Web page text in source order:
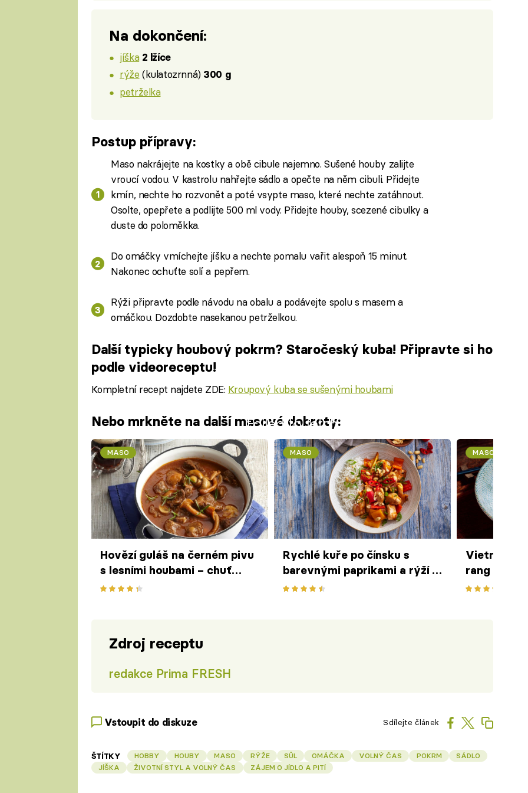
Na dokončení:
jíška 2 lžíce
rýže (kulatozrnná) 300 g
petrželka
Postup přípravy:
Maso nakrájejte na kostky a obě cibule najemno. Sušené houby zalijte
vroucí vodou. V kastrolu nahřejte sádlo a opečte na něm cibuli. Přidejte
kmín, nechte ho rozvonět a poté vsypte maso, které nechte zatáhnout.
Osolte, opepřete a podlijte 500 ml vody. Přidejte houby, scezené cibulky a
duste do poloměkka.
Do omáčky vmíchejte jíšku a nechte pomalu vařit alespoň 15 minut.
Nakonec ochuťte solí a pepřem.
Rýži připravte podle návodu na obalu a podávejte spolu s masem a
omáčkou. Dozdobte nasekanou petrželkou.
Další typicky houbový pokrm? Staročeský kuba! Připravte si ho
podle videoreceptu!
Kompletní recept najdete ZDE: Kroupový kuba se sušenými houbami
Failed to fetch
Nebo mrkněte na další masové dobroty:
MASO
Hovězí guláš na černém pivu
s lesními houbami – chuť
podzimu na talíři
MASO
Rychlé kuře po čínsku s
barevnými paprikami a rýží –
snadný oběd po asijsku
MASO
rang cháy
Zdroj receptu
redakce Prima FRESH
Vstoupit do diskuze Sdílejte článek
ŠTÍTKY HOBBY HOUBY MASO RÝŽE SŮL OMÁČKA VOLNÝ ČAS POKRM
SÁDLO
JÍŠKA
ŽIVOTNÍ STYL A VOLNÝ ČAS ZÁJEM O JÍDLO A PITÍ